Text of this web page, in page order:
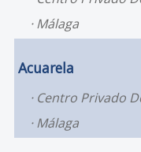
Málaga
Acuarela
Centro Privado
Málaga